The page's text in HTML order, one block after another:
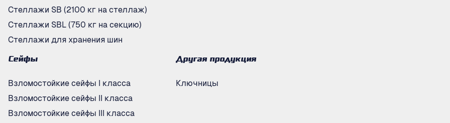
Стеллажи SB (2100 кг на стеллаж)
Стеллажи SBL (750 кг на секцию)
Стеллажи для хранения шин
Сейфы
Взломостойкие сейфы I класса
Взломостойкие сейфы II класса
Взломостойкие сейфы III класса
Другая продукция
Ключницы